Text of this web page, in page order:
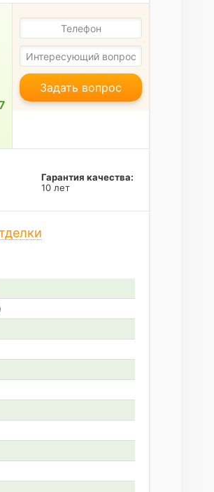
Задать вопрос
Гарантия качества:
10 лет